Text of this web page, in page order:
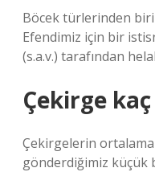
Böcek türlerinden
Efendimiz için bir
(s.a.v.) tarafından helal
Çekirge
Çekirgelerin
gönderdiğimiz küçük